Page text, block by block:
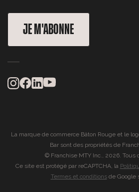
JE M'ABONNE
La marque de commerce Bâton Rouge et le
Bar sont des propriétés de
© Franchise MTY Inc., 2026. Tous
Ce site est protégé par reCAPTCHA, la
Termes et conditionsde Google